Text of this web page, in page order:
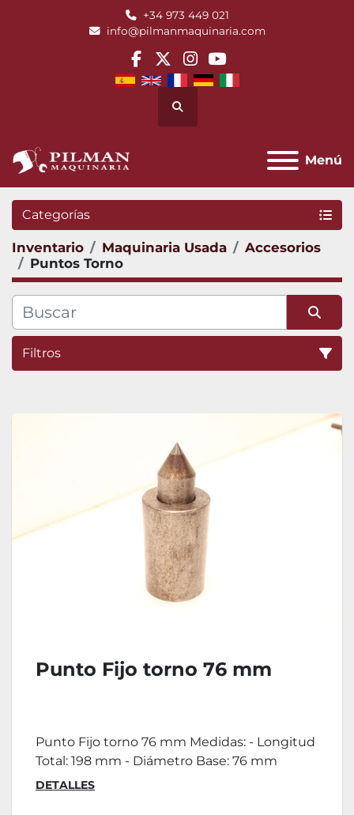
+34 973 449 021
info@pilmanmaquinaria.com
facebook
twitterinstagram
youtube
Buscar
Menú
Categorías
Inventario Maquinaria Usada
Accesorios
Puntos Torno
Filtros
Punto Fijo torno 76 mm
Punto Fijo torno 76 mm Medidas: - Longitud
Total: 198 mm - Diámetro Base: 76 mm
DETALLES